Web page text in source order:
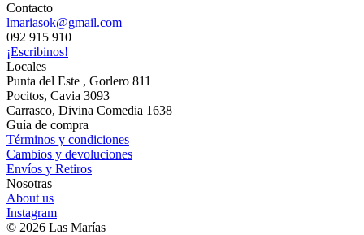
Contacto
lmariasok@gmail.com
092 915 910
¡Escribinos!
Locales
Punta del Este , Gorlero 811
Pocitos, Cavia 3093
Carrasco, Divina Comedia 1638
Guía de compra
Términos y condiciones
Cambios y devoluciones
Envíos y Retiros
Nosotras
About us
Instagram
© 2026 Las Marías